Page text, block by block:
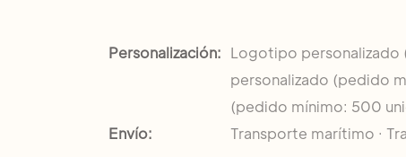
Personalización: Logotipo personalizado
personalizado (pedido
(pedido mínimo: 500
Envío:
Transporte marítimo ·